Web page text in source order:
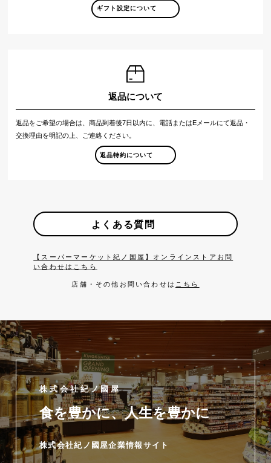
ギフト設定について
返品について
返品をご希望の場合は、商品到着後7日以内に、電話またはEメールにて返品・
交換理由を明記の上、ご連絡ください。
返品特約について
よくある質問
【スーパーマーケット紀ノ国屋】オンラインストアお問
い合わせはこちら
店舗・その他お問い合わせは こちら
株式会社紀ノ國屋
食を豊かに、人生を豊かに
株式会社紀ノ國屋企業情報サイト